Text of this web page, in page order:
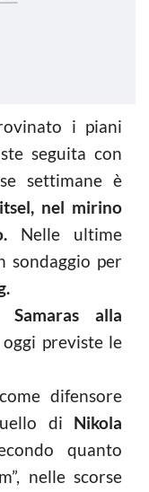
i piani
seguita con
settimane è
nel mirino
Nelle ultime
sondaggio per
Samaras alla
previste le
difensore
di Nikola
quanto
nelle scorse